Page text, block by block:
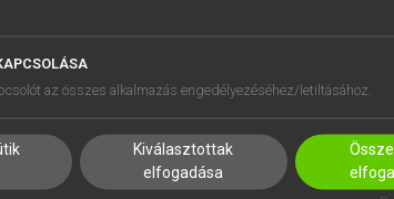
SÚGÓ
RÓLUNK
SÜTI BEÁLLÍTÁSOK
az összes alkalmazás engedélyezéséhez/letiltásához.
Kiválasztottak
elfogadása